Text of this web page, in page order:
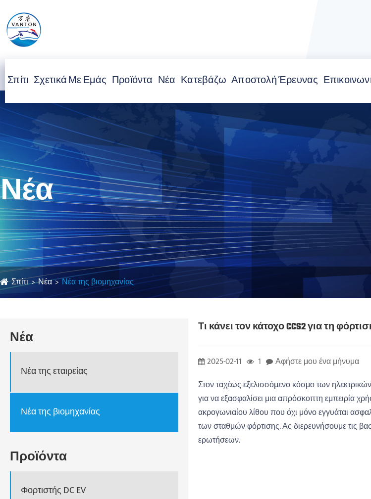
Σπίτι Σχετικά Με Εμάς Προϊόντα Νέα Κατεβάζω Αποστολή Έρευνας
Νέα
Σπίτι Νέα Νέα της βιομηχανίας
Νέα
Νέα της εταιρείας
Νέα της βιομηχανίας
Προϊόντα
Φορτιστής DC EV
Τι κάνει τον κάτοχο CCS2 για τη
2025-02-11 1
Αφήστε μου ένα μήνυμα
Στον ταχέως εξελισσόμενο κόσμο των
για να εξασφαλίσει μια απρόσκοπτη εμπειρία
ακρογωνιαίου λίθου που όχι μόνο εγγυάται
των σταθμών φόρτισης. Ας διερευνήσουμε τις
ερωτήσεων.